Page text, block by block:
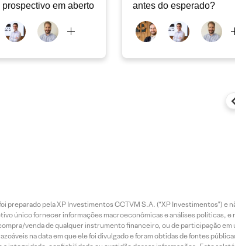
em aberto
antes do esperado?
preparado pela XP Investimentos CCTVM S.A. (“XP Investimentos”)
único fornecer informações macroeconômicas e análises políticas,
venda de qualquer instrumento financeiro, ou de participação
na data em que ele foi divulgado e foram obtidas de fontes